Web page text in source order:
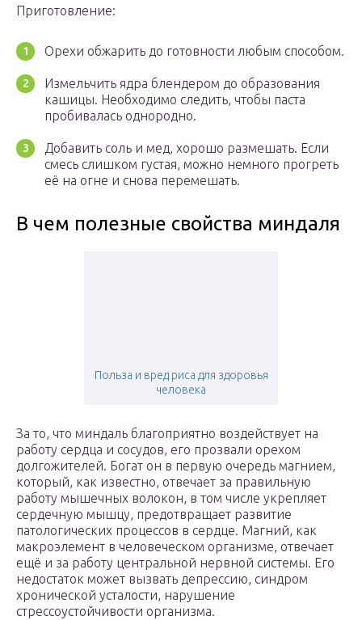
Приготовление:
Орехи обжарить до готовности любым способом.
Измельчить ядра блендером до образования
кашицы. Необходимо следить, чтобы паста
пробивалась однородно.
Добавить соль и мед, хорошо размешать. Если
смесь слишком густая, можно немного прогреть
её на огне и снова перемешать.
В чем полезные свойства миндаля
Польза и вред риса для здоровья
человека
За то, что миндаль благоприятно воздействует на
работу сердца и сосудов, его прозвали орехом
долгожителей. Богат он в первую очередь магнием,
который, как известно, отвечает за правильную
работу мышечных волокон, в том числе укрепляет
сердечную мышцу, предотвращает развитие
патологических процессов в сердце. Магний, как
макроэлемент в человеческом организме, отвечает
ещё и за работу центральной нервной системы. Его
недостаток может вызвать депрессию, синдром
хронической усталости, нарушение
стрессоустойчивости организма.